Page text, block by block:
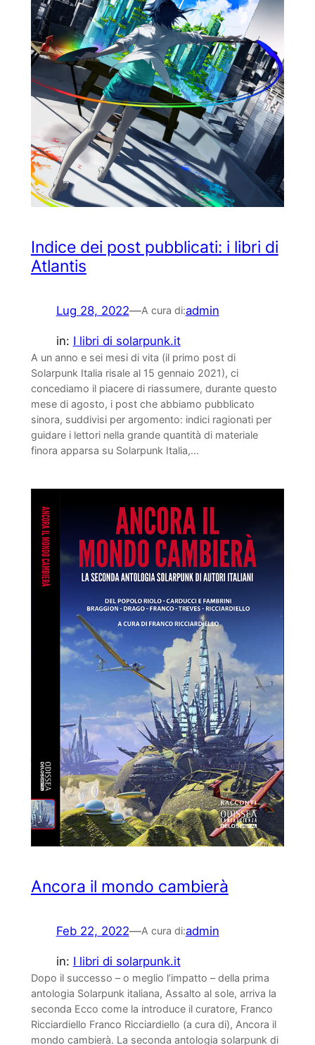
Indice dei post pubblicati: i libri di
Atlantis
Lug 28, 2022—A cura di:admin
in: I libri di solarpunk.it
A un anno e sei mesi di vita (il primo post di
Solarpunk Italia risale al 15 gennaio 2021), ci
concediamo il piacere di riassumere, durante questo
mese di agosto, i post che abbiamo pubblicato
sinora, suddivisi per argomento: indici ragionati per
guidare i lettori nella grande quantità di materiale
finora apparsa su Solarpunk Italia,…
Ancora il mondo cambierà
Feb 22, 2022—A cura di:admin
in: I libri di solarpunk.it
Dopo il successo – o meglio l’impatto – della prima
antologia Solarpunk italiana, Assalto al sole, arriva la
seconda Ecco come la introduce il curatore, Franco
Ricciardiello Franco Ricciardiello (a cura di), Ancora il
mondo cambierà. La seconda antologia solarpunk di